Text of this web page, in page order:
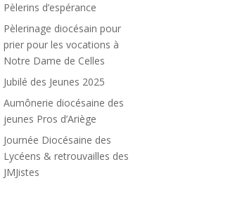
Pèlerins d’espérance
Pèlerinage diocésain pour
prier pour les vocations à
Notre Dame de Celles
Jubilé des Jeunes 2025
Aumônerie diocésaine des
jeunes Pros d’Ariège
Journée Diocésaine des
Lycéens & retrouvailles des
JMJistes